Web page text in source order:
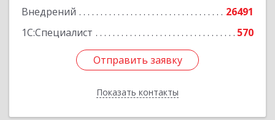
Внедрений
26491
1С:Специалист
570
Отправить заявку
Показать контакты
Отправить заявку
Назад